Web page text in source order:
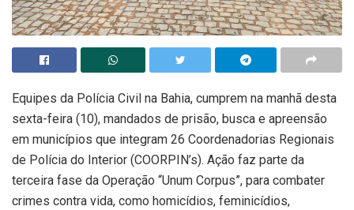
Equipes da Polícia Civil na Bahia, cumprem na manhã desta
sexta-feira (10), mandados de prisão, busca e apreensão
em municípios que integram 26 Coordenadorias Regionais
de Polícia do Interior (COORPIN’s). Ação faz parte da
terceira fase da Operação “Unum Corpus”, para combater
crimes contra vida, como homicídios, feminicídios,